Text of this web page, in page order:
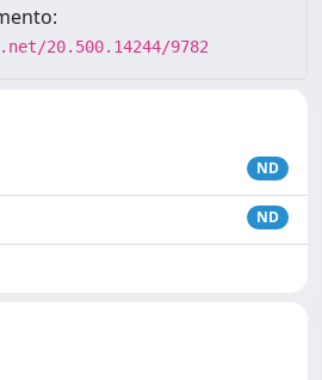
20.500.14244/9782
ND
ND